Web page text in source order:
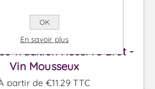
Tradition Réserve Brut -
Vin Mousseux
partir de €11,29 TTC
OK
En savoir plus